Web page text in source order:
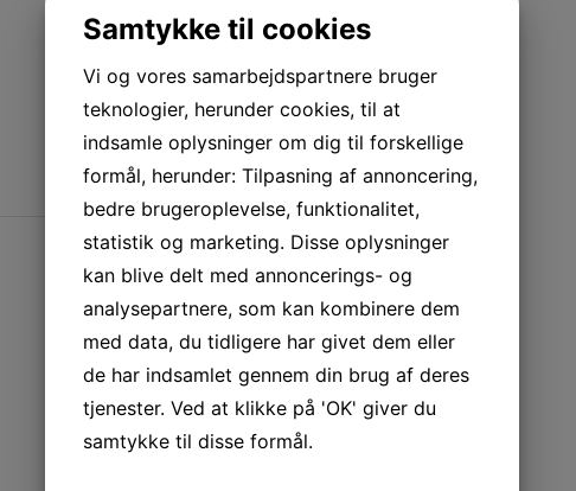
NEXT
Samtykke til cookies
Vi og vores samarbejdspartnere bruger
teknologier, herunder cookies, til at
indsamle oplysninger om dig til forskellige
formål, herunder: Tilpasning af annoncering,
bedre brugeroplevelse, funktionalitet,
statistik og marketing. Disse oplysninger
kan blive delt med annoncerings- og
analysepartnere, som kan kombinere dem
med data, du tidligere har givet dem eller
de har indsamlet gennem din brug af deres
tjenester. Ved at klikke på 'OK' giver du
samtykke til disse formål.